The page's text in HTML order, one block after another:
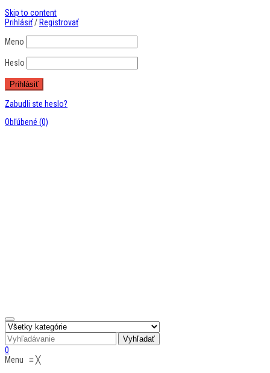
Skip to content
Prihlásiť/ Registrovať
Meno
Heslo
Zabudli ste heslo?
Obľúbené (0)
0
Menu ≡╳